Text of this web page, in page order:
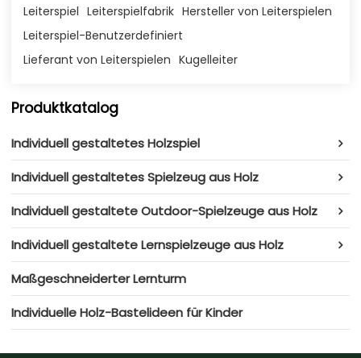
Leiterspiel Leiterspielfabrik Hersteller von Leiterspielen
Leiterspiel-Benutzerdefiniert
Lieferant von Leiterspielen Kugelleiter
Produktkatalog
Individuell gestaltetes Holzspiel
Individuell gestaltetes Spielzeug aus Holz
Individuell gestaltete Outdoor-Spielzeuge aus Holz
Individuell gestaltete Lernspielzeuge aus Holz
Maßgeschneiderter Lernturm
Individuelle Holz-Bastelideen für Kinder